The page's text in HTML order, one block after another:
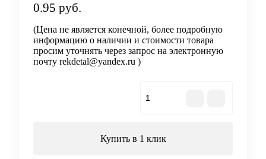
0.95 руб.
(Цена не является конечной, более подробную
информацию о наличии и стоимости товара
просим уточнять через запрос на электронную
почту rekdetal@yandex.ru )
Купить в 1 клик